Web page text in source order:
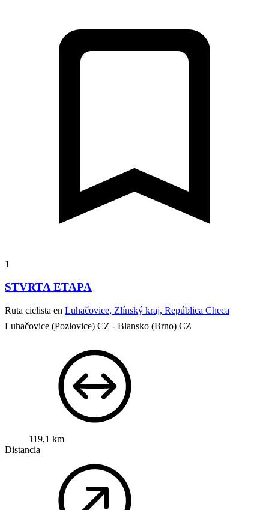
1
STVRTA ETAPA
Ruta ciclista en Luhačovice, Zlínský kraj, República Checa
Luhačovice (Pozlovice) CZ - Blansko (Brno) CZ
119,1 km
Distancia